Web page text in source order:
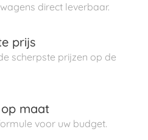
direct leverbaar.
prijs
scherpste prijzen op de
maat
voor uw budget.